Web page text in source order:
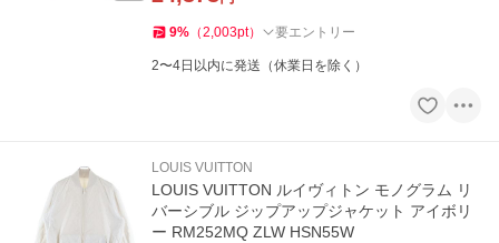
9% （2,003pt） 要エントリー
2〜4日以内に発送（休業日を除く）
LOUIS VUITTON
LOUIS VUITTON ルイヴィトン モノグラム リ
バーシブル ジップアップジャケット アイボリ
ー RM252MQ ZLW HSN55W